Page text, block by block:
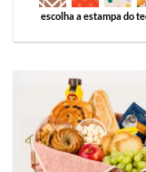
escolha a estampa do